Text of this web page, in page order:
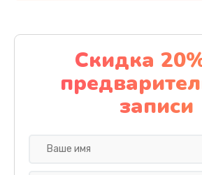
Заказать
Замена
1130 руб.
Заказать
Замена дисплея
Скидка
записи